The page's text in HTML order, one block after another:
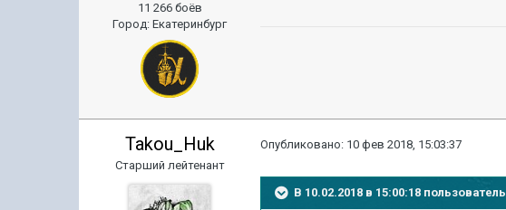
11 266 боёв
Город:Екатеринбург
Takou_Huk
Старший лейтенант
Опубликовано: 10 фев 2018, 15:03:37
В 10.02.2018 в 15:00:18 пользователь